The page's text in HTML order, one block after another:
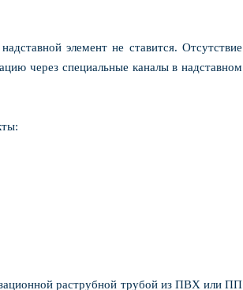
элемент не ставится. Отсутствие
через специальные каналы в надставном
раструбной трубой из ПВХ или ПП